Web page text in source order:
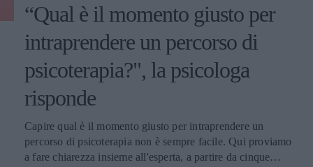
“Qual è il momento giusto per
intraprendere un percorso di
psicoterapia?", la psicologa
risponde
Capire qual è il momento giusto per intraprendere un
percorso di psicoterapia non è sempre facile. Qui proviamo
a fare chiarezza insieme all'esperta, a partire da cinque